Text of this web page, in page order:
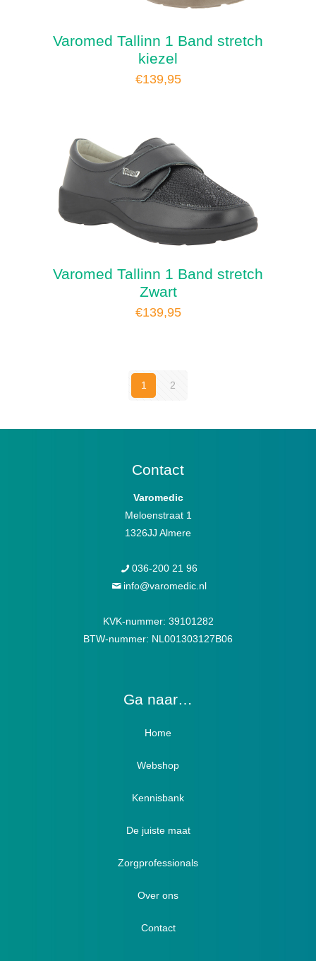
Varomed Tallinn 1 Band stretch
kiezel
€139,95
Varomed Tallinn 1 Band stretch
Zwart
€139,95
1 2
Contact
Varomedic
Meloenstraat 1
1326JJ Almere
036-200 21 96
info@varomedic.nl
KVK-nummer: 39101282
BTW-nummer: NL001303127B06
Ga naar…
Home
Webshop
Verbandschoenen / Verbandsloffen
Luxe verbandschoenen / stretch (Hallux)
Diabetici
Winterboots
Lymph / Oedeem
Kennisbank
Diabetici
Oedeem
Hallux Valgus
Hamertenen
De juiste maat
Zorgprofessionals
Over ons
Contact